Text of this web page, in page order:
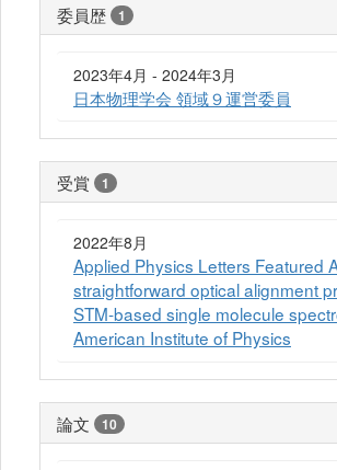
委員歴 1
2023年4月 - 2024年3月
日本物理学会 領域９運営委員
受賞 1
2022年8月
Applied Physics Letters Featured
straightforward optical alignment
STM-based single molecule
American Institute of Physics
論文 10